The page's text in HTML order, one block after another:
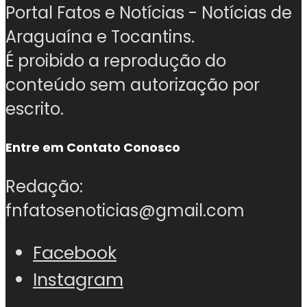
Portal Fatos e Notícias - Notícias de
Araguaína e Tocantins.
É proibido a reprodução do
conteúdo sem autorização por
escrito.
Entre em Contato Conosco
Redação:
fnfatosenoticias@gmail.com
Facebook
Instagram